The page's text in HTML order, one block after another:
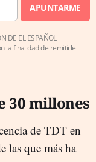
APUNTARME
DE EL ESPAÑOL
la finalidad de remitirle
30 millones
de TDT en
las que más ha